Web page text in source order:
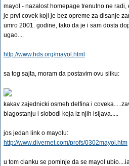
mayol - nazalost homepage trenutno ne radi,
je prvi covek koji je bez opreme za disanje
umro 2001. godine, tako da je i sam dosta
ugao....
http://www.hds.org/mayol.html
sa tog sajta, moram da postavim ovu sliku:
kakav zajednicki osmeh delfina i
blagostanju i slobodi koja iz njih isijava.....
jos jedan link o mayolu:
http://www.divernet.com/profs/0302mayol.htm
u tom clanku se pominje da se mayol